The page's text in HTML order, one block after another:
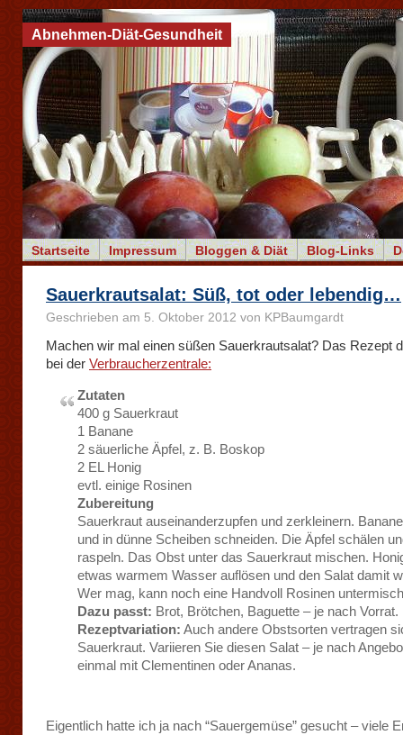
Startseite Impressum Bloggen & Diät Blog-Links
Abnehmen-Diät-Gesundheit
Sauerkrautsalat: Süß, tot oder lebendig…
Geschrieben am 5. Oktober 2012 von KPBaumgardt
Machen wir mal einen süßen Sauerkrautsalat? Das Rezept
bei der Verbraucherzentrale:
Zutaten
400 g Sauerkraut
1 Banane
2 säuerliche Äpfel, z. B. Boskop
2 EL Honig
evtl. einige Rosinen
Zubereitung
Sauerkraut auseinanderzupfen und zerkleinern.
und in dünne Scheiben schneiden. Die Äpfel schälen
raspeln. Das Obst unter das Sauerkraut mischen.
etwas warmem Wasser auflösen und den Salat damit
Wer mag, kann noch eine Handvoll Rosinen
Dazu passt: Brot, Brötchen, Baguette – je nach Vorrat.
Rezeptvariation: Auch andere Obstsorten vertragen
Sauerkraut. Variieren Sie diesen Salat – je nach
einmal mit Clementinen oder Ananas.
Eigentlich hatte ich ja nach “Sauergemüse” gesucht – viele